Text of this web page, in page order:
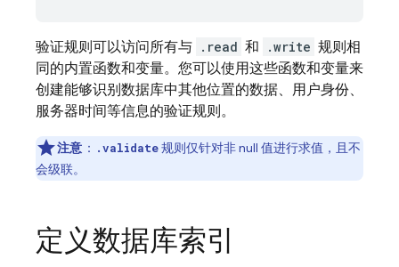
验证规则可以访问所有与 .read 和 .write 规则相
同的内置函数和变量。您可以使用这些函数和变量来
创建能够识别数据库中其他位置的数据、用户身份、
服务器时间等信息的验证规则。
注意 ： .validate规则仅针对非 null 值进行求值，且不
会级联。
定义数据库索引